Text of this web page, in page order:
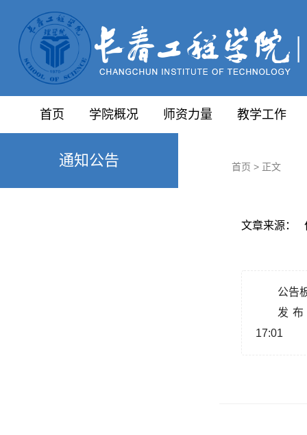
首页 学院概况 师资力量 教学工作
通知公告 首页 > 正文
文章来源：
公告
发布
17:01